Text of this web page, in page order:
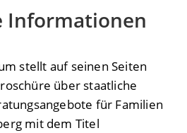
Informationen
stellt auf seinen Seiten
über staatliche
für Familien
mit dem Titel